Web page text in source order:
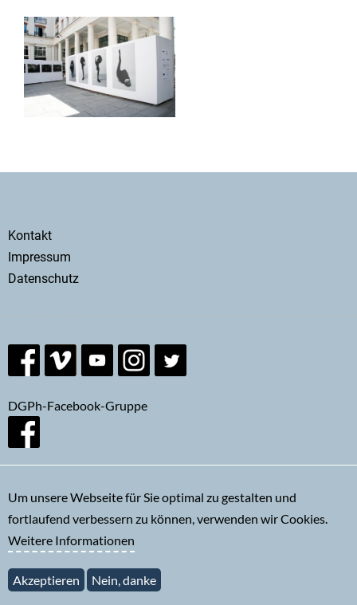
Secondary
menu
Kontakt
Impressum
Datenschutz
DGPh-Facebook-Gruppe
Newsletter abonnieren
Um unsere Webseite für Sie optimal zu gestalten und
fortlaufend verbessern zu können, verwenden wir Cookies.
Weitere Informationen
Akzeptieren Nein, danke